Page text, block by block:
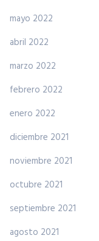
mayo 2022
abril 2022
marzo 2022
febrero 2022
enero 2022
diciembre 2021
noviembre 2021
octubre 2021
septiembre 2021
agosto 2021